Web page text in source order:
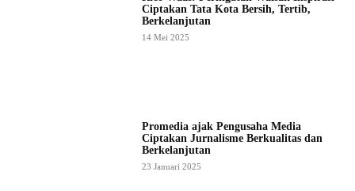
Ciptakan Tata Kota Bersih, Tertib,
Berkelanjutan
14 Mei 2025
Promedia ajak Pengusaha Media
Ciptakan Jurnalisme Berkualitas dan
Berkelanjutan
23 Januari 2025